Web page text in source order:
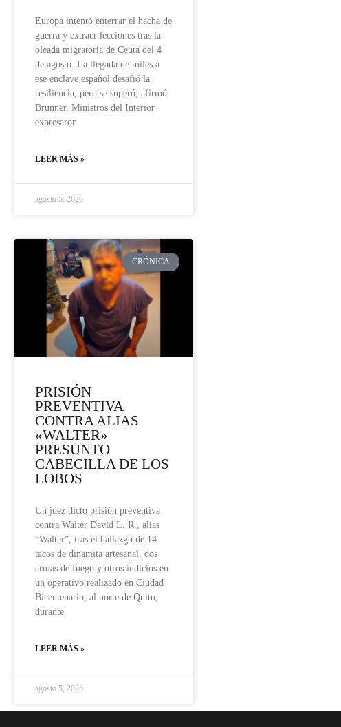
Europa intentó enterrar el hacha de
guerra y extraer lecciones tras la
oleada migratoria de Ceuta del 4
de agosto. La llegada de miles a
ese enclave español desafió la
resiliencia, pero se superó, afirmó
Brunner. Ministros del Interior
expresaron
LEER MÁS »
agosto 5, 2026
CRÓNICA
PRISIÓN
PREVENTIVA
CONTRA ALIAS
«WALTER»
PRESUNTO
CABECILLA DE LOS
LOBOS
Un juez dictó prisión preventiva
contra Walter David L. R., alias
“Walter”, tras el hallazgo de 14
tacos de dinamita artesanal, dos
armas de fuego y otros indicios en
un operativo realizado en Ciudad
Bicentenario, al norte de Quito,
durante
LEER MÁS »
agosto 5, 2026